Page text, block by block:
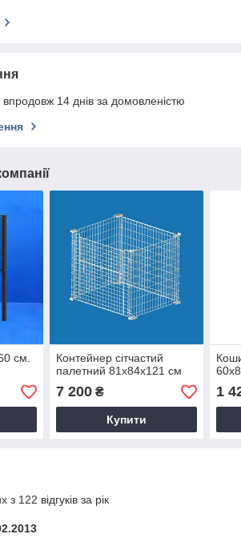
14 днів за домовленістю
см.
Контейнер сітчастий
палетний 81х84х121 см
7 200₴
Купити
1
122 відгуків за рік